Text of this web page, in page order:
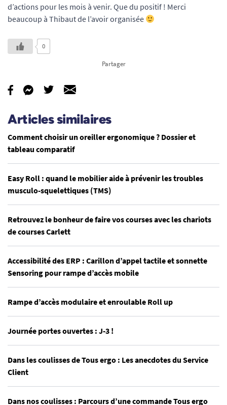
d’actions pour les mois à venir. Que du positif ! Merci
beaucoup à Thibaut de l’avoir organisée
0
Partager
Articles similaires
Comment choisir un oreiller ergonomique ? Dossier et
tableau comparatif
Easy Roll : quand le mobilier aide à prévenir les troubles
musculo-squelettiques (TMS)
Retrouvez le bonheur de faire vos courses avec les chariots
de courses Carlett
Accessibilité des ERP : Carillon d’appel tactile et sonnette
Sensoring pour rampe d’accès mobile
Rampe d’accès modulaire et enroulable Roll up
Journée portes ouvertes : J-3 !
Dans les coulisses de Tous ergo : Les anecdotes du Service
Client
Dans nos coulisses : Parcours d’une commande Tous ergo